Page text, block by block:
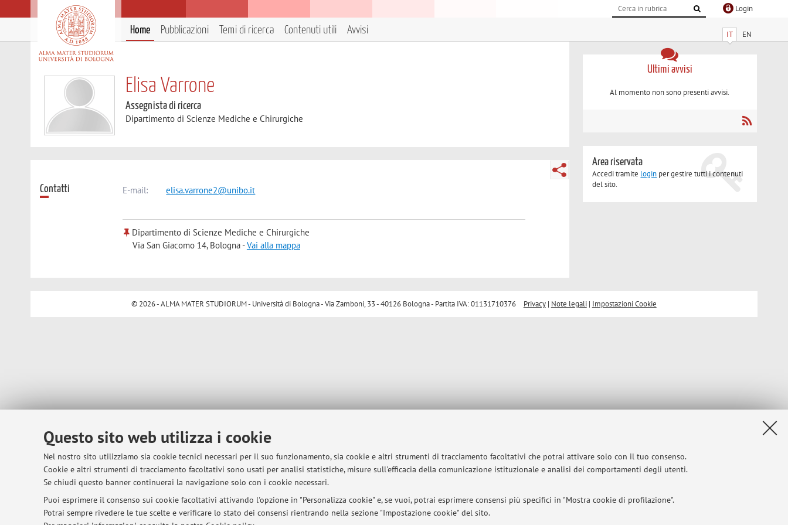
Questo sito web utilizza i cookie
Nel nostro sito utilizziamo sia cookie tecnici necessari per il suo funzionamento, sia cookie e altri strumenti di tracciamento facoltativi che potrai attivare solo con il tuo consenso.
Cookie e altri strumenti di tracciamento facoltativi sono usati per analisi statistiche, misure sull'efficacia della comunicazione istituzionale e analisi dei comportamenti degli utenti.
Se chiudi questo banner continuerai la navigazione solo con i cookie necessari.
Puoi esprimere il consenso sui cookie facoltativi attivando l'opzione in "Personalizza cookie" e, se vuoi, potrai esprimere consensi più specifici in "Mostra cookie di profilazione".
Potrai sempre rivedere le tue scelte e verificare lo stato dei consensi rientrando nella sezione "Impostazione cookie" del sito.
Login
IT EN
Home Pubblicazioni Temi di ricerca Contenuti utili Avvisi
Elisa Varrone
Assegnista di ricerca
Dipartimento di Scienze Mediche e Chirurgiche
Contatti E-mail: elisa.varrone2@unibo.it
Dipartimento di Scienze Mediche e Chirurgiche
Via San Giacomo 14, Bologna -Vai alla mappa
Ultimi avvisi
Al momento non sono presenti avvisi.
Area riservata
Accedi tramite login per gestire tutti i contenuti
del sito.
© 2026 - ALMA MATER STUDIORUM - Università di Bologna - Via Zamboni, 33 - 40126 Bologna - Partita IVA: 01131710376 Privacy| Note legali| Impostazioni Cookie